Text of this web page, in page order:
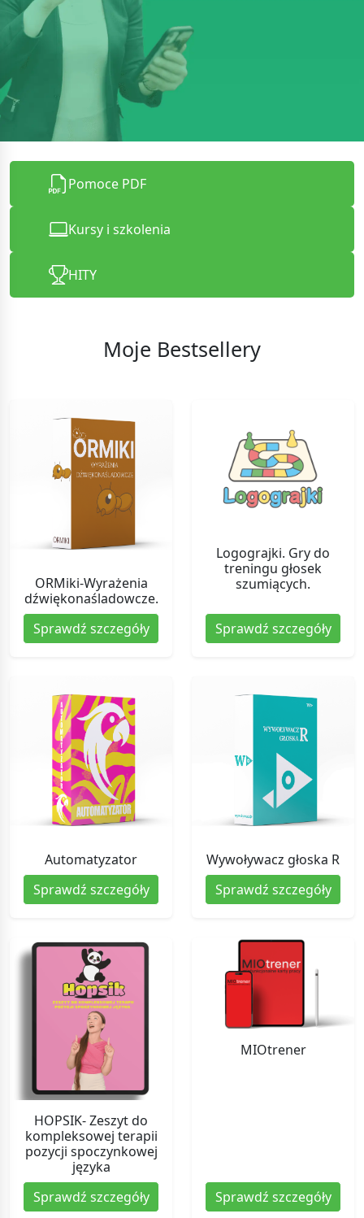
Pomoce PDF
Kursy i szkolenia
HITY
Moje Bestsellery
ORMiki-Wyrażenia
dźwiękonaśladowcze.
Sprawdź szczegóły
Logograjki. Gry do
treningu głosek
szumiących.
Sprawdź szczegóły
Automatyzator
Sprawdź szczegóły
Wywoływacz głoska R
Sprawdź szczegóły
HOPSIK- Zeszyt do
kompleksowej terapii
pozycji spoczynkowej
języka
Sprawdź szczegóły
MIOtrener
Sprawdź szczegóły